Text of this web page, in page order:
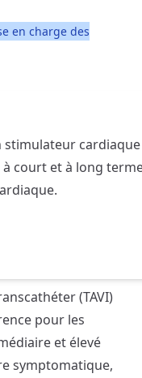
en charge des
cardiaque
court et à long
(TAVI)
pour les
et élevé
symptomatique,